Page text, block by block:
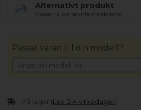
Alternativt produkt
Passer til de nevnte modellene.
På lager (Lev. 2-4 virkedager).
Passar varan till din modell?